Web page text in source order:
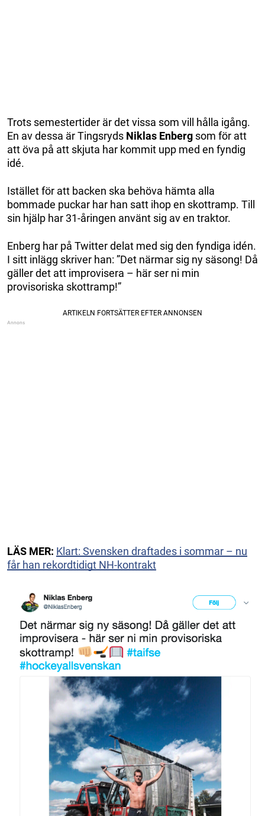
Trots semestertider är det vissa som vill hålla igång.
En av dessa är Tingsryds Niklas Enberg som för att
att öva på att skjuta har kommit upp med en fyndig
idé.
Istället för att backen ska behöva hämta alla
bommade puckar har han satt ihop en skottramp. Till
sin hjälp har 31-åringen använt sig av en traktor.
Enberg har på Twitter delat med sig den fyndiga idén.
I sitt inlägg skriver han: ”Det närmar sig ny säsong! Då
gäller det att improvisera – här ser ni min
provisoriska skottramp!”
LÄS MER: Klart: Svensken draftades i sommar – nu
får han rekordtidigt NH-kontrakt